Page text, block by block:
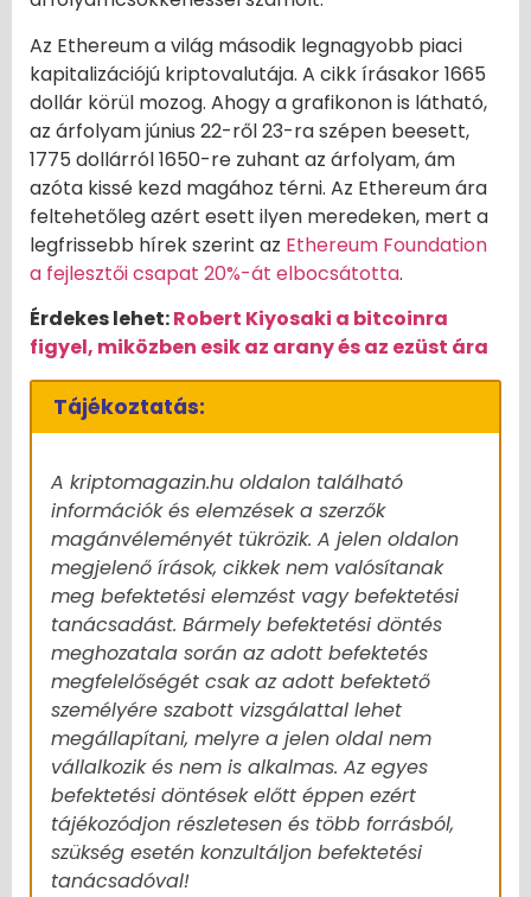
Az Ethereum a világ második legnagyobb piaci
kapitalizációjú kriptovalutája. A cikk írásakor 1665
dollár körül mozog. Ahogy a grafikonon is látható,
az árfolyam június 22-ről 23-ra szépen beesett,
1775 dollárról 1650-re zuhant az árfolyam, ám
azóta kissé kezd magához térni. Az Ethereum ára
feltehetőleg azért esett ilyen meredeken, mert a
legfrissebb hírek szerint az Ethereum Foundation
a fejlesztői csapat 20%-át elbocsátotta.
Érdekes lehet:Robert Kiyosaki a bitcoinra
figyel, miközben esik az arany és az ezüst ára
Tájékoztatás:
A kriptomagazin.hu oldalon található
információk és elemzések a szerzők
magánvéleményét tükrözik. A jelen oldalon
megjelenő írások, cikkek nem valósítanak
meg befektetési elemzést vagy befektetési
tanácsadást. Bármely befektetési döntés
meghozatala során az adott befektetés
megfelelőségét csak az adott befektető
személyére szabott vizsgálattal lehet
megállapítani, melyre a jelen oldal nem
vállalkozik és nem is alkalmas. Az egyes
befektetési döntések előtt éppen ezért
tájékozódjon részletesen és több forrásból,
szükség esetén konzultáljon befektetési
tanácsadóval!